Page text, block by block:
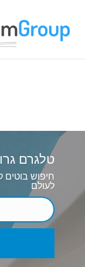
טלגרם
חיפוש בוטים
לעולם